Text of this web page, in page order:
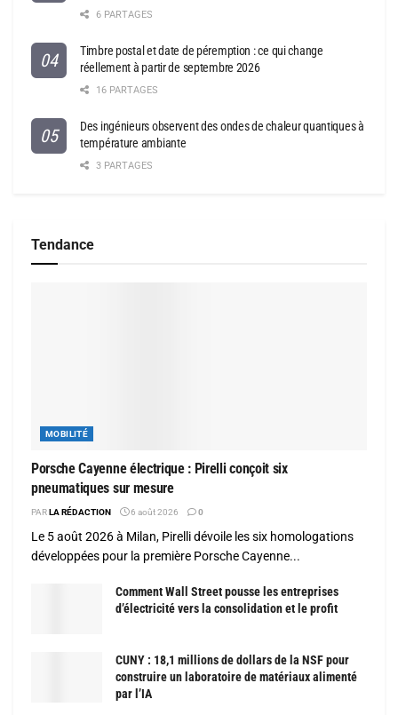
6 PARTAGES
Timbre postal et date de péremption : ce qui change
réellement à partir de septembre 2026
16 PARTAGES
Des ingénieurs observent des ondes de chaleur quantiques à
température ambiante
3 PARTAGES
Tendance
MOBILITÉ
Porsche Cayenne électrique : Pirelli conçoit six
pneumatiques sur mesure
PARLA RÉDACTION 6 août 2026 0
Le 5 août 2026 à Milan, Pirelli dévoile les six homologations
développées pour la première Porsche Cayenne...
Comment Wall Street pousse les entreprises
d’électricité vers la consolidation et le profit
CUNY : 18,1 millions de dollars de la NSF pour
construire un laboratoire de matériaux alimenté
par l’IA